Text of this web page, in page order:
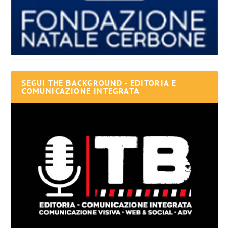
SEGUI THE BACKGROUND - EDITORIA E
COMUNICAZIONE INTEGRATA